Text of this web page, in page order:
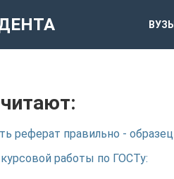
ВУЗЫ
реферат правильно - образец
работы по ГОСТу: